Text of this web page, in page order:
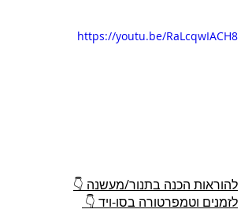
https://youtu.be/RaLcqwIACH8
להוראות הכנה בתנור/מעשנה 👇
לזמנים וטמפרטורה בסו-ויד 👇